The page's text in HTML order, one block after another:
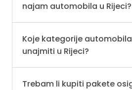
najam automobila u Rijeci?
Koje kategorije
unajmiti u Rijeci?
Trebam li kupiti pakete